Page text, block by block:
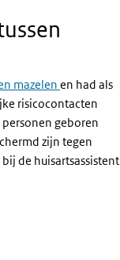
mazelen en had als
risicocontacten
geboren
zijn tegen
de huisartsassistent